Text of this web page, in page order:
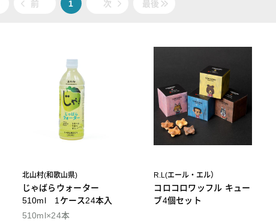
前 1 次 最後
北山村(和歌山県)
じゃばらウォーター
510ml 1ケース24本入
510ml×24本
R.L(エール・エル）
コロコロワッフル キュー
ブ4個セット